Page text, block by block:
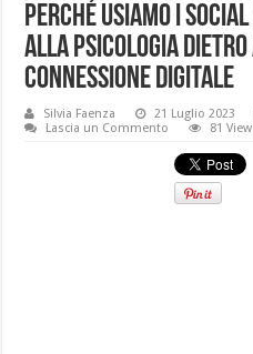
Perché usiamo i
alla psicologia
connessione digitale
Silvia Faenza 21 Luglio 2023
Lascia un Commento
81